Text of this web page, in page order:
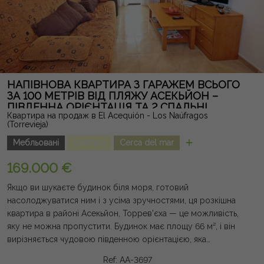
юридичної сили, і може містити помилки.
НАПІВНОВА КВАРТИРА З ГАРАЖЕМ ВСЬОГО
ЗА 100 МЕТРІВ ВІД ПЛЯЖУ АСЕКЬЙОН –
ПІВДЕННА ОРІЄНТАЦІЯ ТА 2 СПАЛЬНІ
Квартира на продаж в El Acequión - Los Naúfragos
(Torrevieja)
Мебльовані
Cerca del mar
169.000 €
Якщо ви шукаєте будинок біля моря, готовий
насолоджуватися ним і з усіма зручностями, ця розкішна
квартира в районі Асекьйон, Торрев'єха — це можливість,
яку не можна пропустити. Будинок має площу 66 м², і він
вирізняється чудовою південною орієнтацією, яка
Ref: AA-3697